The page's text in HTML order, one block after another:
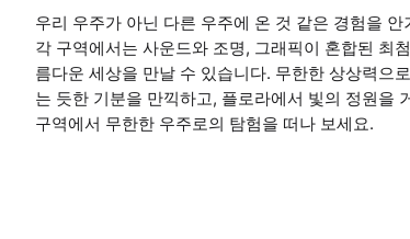
우리 우주가 아닌 다른 우주에 온 것 같은 경험을
각 구역에서는 사운드와 조명, 그래픽이 혼합된 최
름다운 세상을 만날 수 있습니다. 무한한 상상력으
는 듯한 기분을 만끽하고, 플로라에서 빛의 정원을
구역에서 무한한 우주로의 탐험을 떠나 보세요.